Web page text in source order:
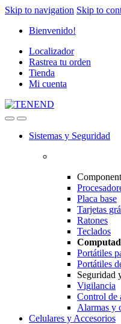
Skip to navigation Skip to
Bienvenido!
Localizador
Rastrea tu orden
Tienda
Mi cuenta
Sistemas y Seguridad
Placa base
Tarjetas
Ratones
Teclados
Portátiles
Portátiles
Seguridad
Vigilancia
Control de
Alarmas y
Celulares y Accesorios